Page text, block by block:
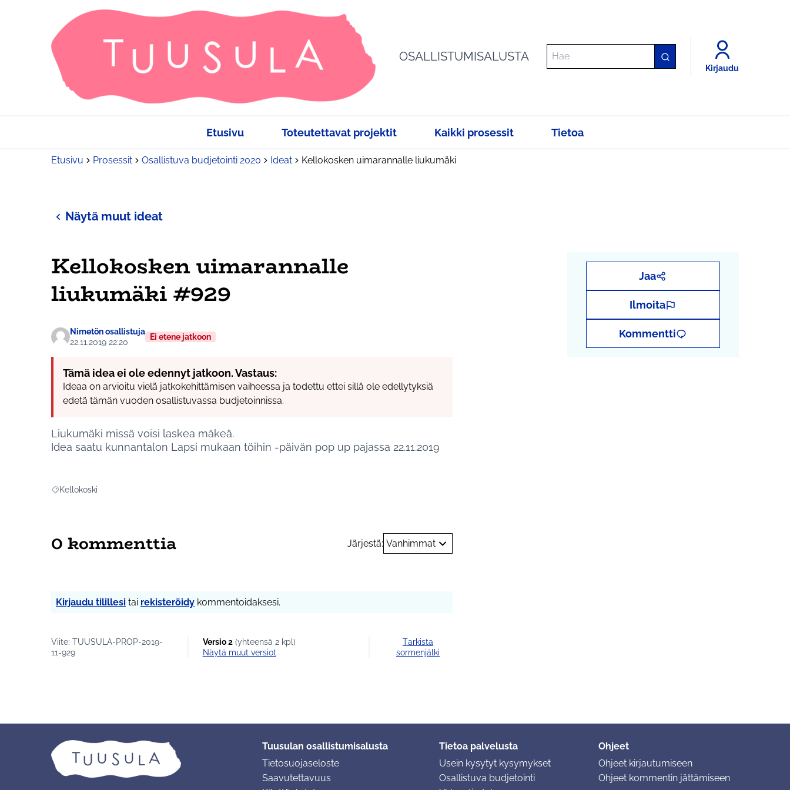
OSALLISTUMISALUSTA
Kirjaudu
Etusivu Toteutettavat projektit Kaikki prosessit Tietoa
Etusivu Prosessit Osallistuva budjetointi 2020 Ideat Kellokosken uimarannalle liukumäki
Näytä muut ideat
Kellokosken uimarannalle
liukumäki #929
Nimetön osallistuja
22.11.2019 22:20
Ei etene jatkoon
Tämä idea ei ole edennyt jatkoon. Vastaus:
Ideaa on arvioitu vielä jatkokehittämisen vaiheessa ja todettu ettei sillä ole edellytyksiä
edetä tämän vuoden osallistuvassa budjetoinnissa.
Liukumäki missä voisi laskea mäkeä.
Idea saatu kunnantalon Lapsi mukaan töihin -päivän pop up pajassa 22.11.2019
Rajaa tulokset aihepiirin mukaan: Kellokoski
Kellokoski
Jaa
Ilmoita
Kommentti
0 kommenttia Järjestä: Vanhimmat
Kirjaudu tilillesi tai rekisteröidy kommentoidaksesi.
Viite: TUUSULA-PROP-2019-
11-929
Versio 2(yhteensä 2 kpl)
näytä muut versiot
Tarkista
sormenjälki
Tuusulan osallistumisalusta
Tietosuojaseloste
Saavutettavuus
Tietoa palvelusta
Usein kysytyt kysymykset
Osallistuva budjetointi
Ohjeet
Ohjeet kirjautumiseen
Ohjeet kommentin jättämiseen